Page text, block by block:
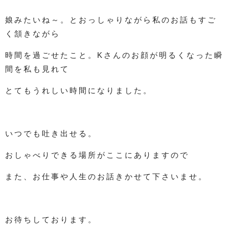
娘みたいね～。とおっしゃりながら私のお話もすご
く頷きながら
時間を過ごせたこと。Kさんのお顔が明るくなった瞬
間を私も見れて
とてもうれしい時間になりました。
いつでも吐き出せる。
おしゃべりできる場所がここにありますので
また、お仕事や人生のお話きかせて下さいませ。
お待ちしております。